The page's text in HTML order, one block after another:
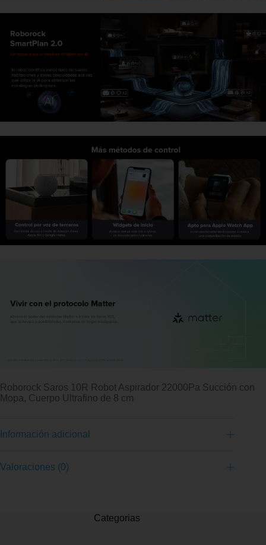
Roborock Saros 10R Robot Aspirador 22000Pa Succión con
Mopa, Cuerpo Ultrafino de 8 cm
Información adicional
Valoraciones (0)
Categorias